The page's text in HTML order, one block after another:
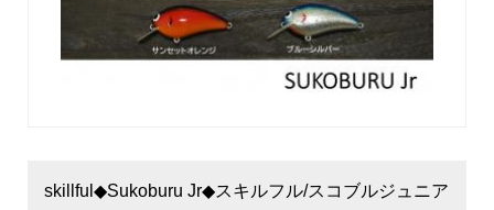
skillful◆Sukoburu Jr◆スキルフル/スコブルジュニア